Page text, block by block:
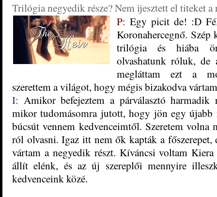
Trilógia negyedik része? Nem ijesztett el titeket a
P: Egy picit de! :D
Koronahercegnő. Szép
trilógia és hiába
olvashatunk róluk, de
megláttam ezt a
szerettem a világot, hogy mégis bizakodva
I: Amikor befejeztem a párválasztó harmadik
mikor tudomásomra jutott, hogy jön egy újabb
búcsút vennem kedvenceimtől. Szeretem
ról olvasni. Igaz itt nem ők kapták a főszerepet,
vártam a negyedik részt. Kíváncsi voltam
állít elénk, és az új szereplői mennyire
kedvenceink közé.